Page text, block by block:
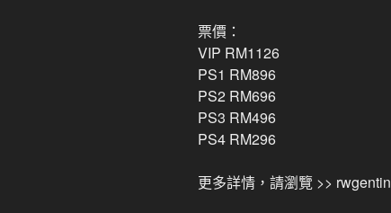
票價：
VIP RM1126
PS1 RM896
PS2 RM696
PS3 RM496
PS4 RM296
更多詳情，請瀏覽 >>